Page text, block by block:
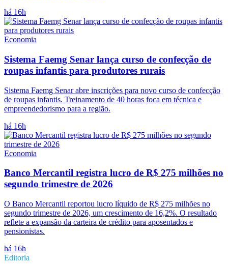
há 16h
Economia
Sistema Faemg Senar lança curso de confecção de
roupas infantis para produtores rurais
Sistema Faemg Senar abre inscrições para novo curso de confecção
de roupas infantis. Treinamento de 40 horas foca em técnica e
empreendedorismo para a região.
há 16h
Economia
Banco Mercantil registra lucro de R$ 275 milhões no
segundo trimestre de 2026
O Banco Mercantil reportou lucro líquido de R$ 275 milhões no
segundo trimestre de 2026, um crescimento de 16,2%. O resultado
reflete a expansão da carteira de crédito para aposentados e
pensionistas.
há 16h
Editoria